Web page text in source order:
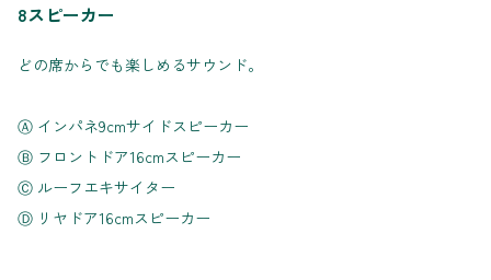
8スピーカー
どの席からでも楽しめるサウンド。
Ⓐ インパネ9cmサイドスピーカー
Ⓑ フロントドア16cmスピーカー
Ⓒ ルーフエキサイター
Ⓓ リヤドア16cmスピーカー